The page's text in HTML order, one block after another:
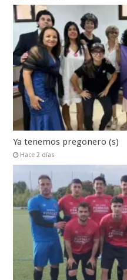
Ya tenemos pregonero (s)
Hace 2 días